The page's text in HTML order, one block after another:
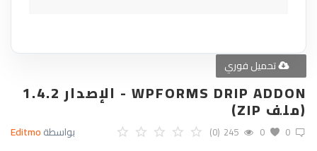
تحميل فوري
WPFORMS DRIP ADDON - الإصدار 1.4.2
(ملف ZIP)
بواسطةEditmo 0
(0) 0
245